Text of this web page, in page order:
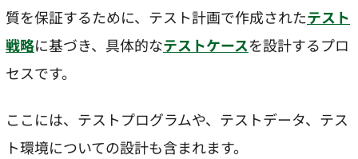
質を保証するために、テスト計画で作成されたテスト
戦略に基づき、具体的なテストケースを設計するプロ
セスです。
ここには、テストプログラムや、テストデータ、テス
ト環境についての設計も含まれます。